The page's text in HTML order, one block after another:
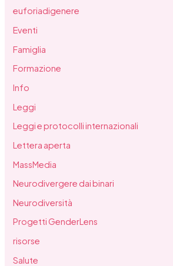
euforiadigenere
Eventi
Famiglia
Formazione
Info
Leggi
Leggi e protocolli internazionali
Lettera aperta
MassMedia
Neurodivergere dai binari
Neurodiversità
Progetti GenderLens
risorse
Salute